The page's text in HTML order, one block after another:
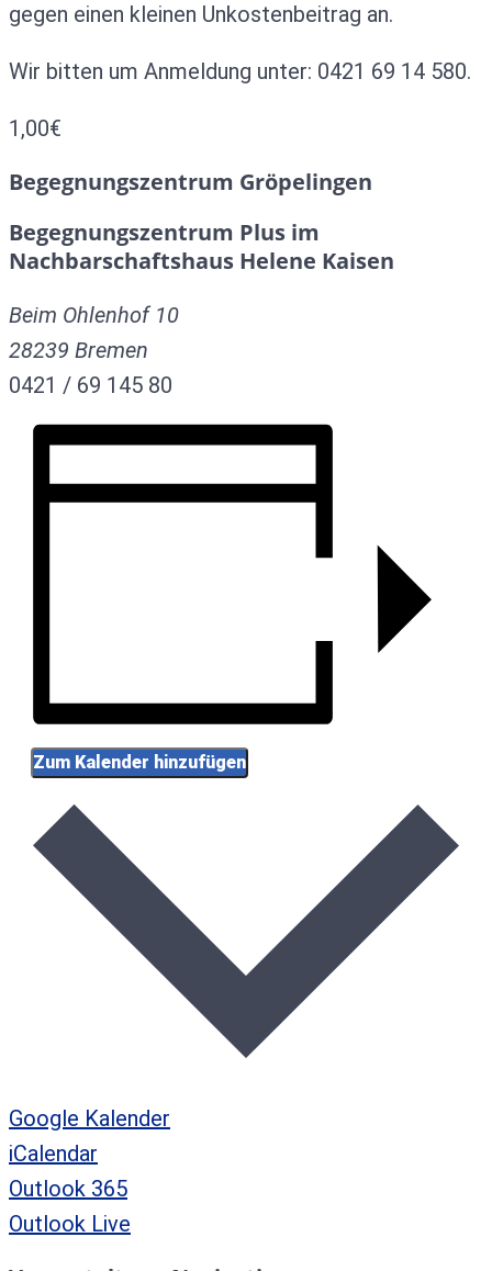
gegen einen kleinen Unkostenbeitrag an.
Wir bitten um Anmeldung unter: 0421 69 14 580.
1,00€
Begegnungszentrum Gröpelingen
Begegnungszentrum Plus im
Nachbarschaftshaus Helene Kaisen
Beim Ohlenhof 10
28239 Bremen
0421 / 69 145 80
Zum Kalender hinzufügen
Google Kalender
iCalendar
Outlook 365
Outlook Live